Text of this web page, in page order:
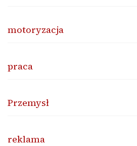
motoryzacja
praca
Przemysł
reklama